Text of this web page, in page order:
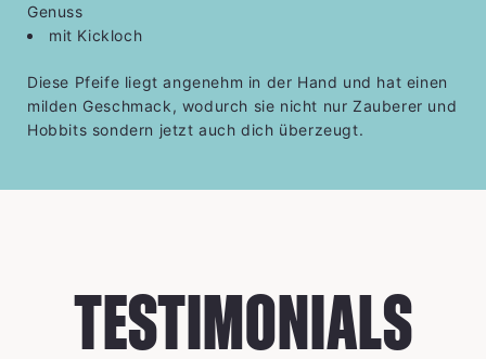
Genuss
mit Kickloch
Diese Pfeife liegt angenehm in der Hand und hat einen
milden Geschmack, wodurch sie nicht nur Zauberer und
Hobbits sondern jetzt auch dich überzeugt.
TESTIMONIALS